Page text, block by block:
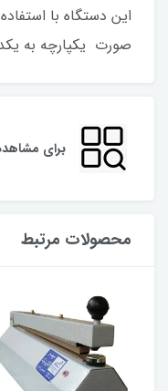
این دستگاه با
صورت یکپارچه به
برای
محصولات مرتبط